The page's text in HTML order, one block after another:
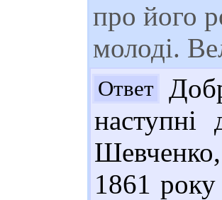
про його
молоді.
Ответ
1861